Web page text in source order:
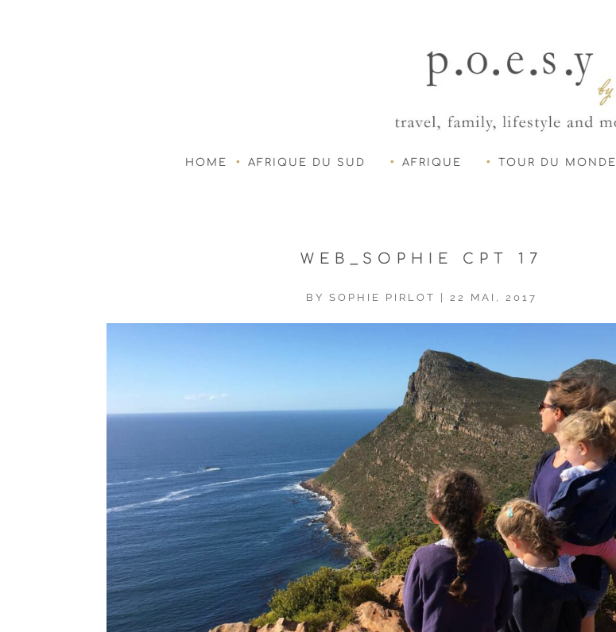
HOME AFRIQUE DU SUD AFRIQUE TOUR DU MONDE
WEB_SOPHIE CPT 17
BY SOPHIE PIRLOT | 22 MAI, 2017